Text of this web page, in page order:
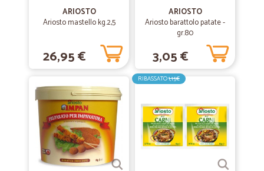
mi trovo in posto un po fuori mano
30/08/2021
— Alberto B.
Affidabili e puntuali
Ottimo - molto soddisfatto. Ho piu volte fatto acquisti con Cicalia e il
servizio è stato eccellente. Affidabili e puntuali. Mai avuto il minimo
problema. Grazie!
04/06/2021
—Patrizia P.
Grazie
ARIOSTO
Ariosto mastello kg.2,5
26,95 €
ARIOSTO
Ariosto barattolo patate -
gr.80
3,05 €
RIBASSATO1,15€